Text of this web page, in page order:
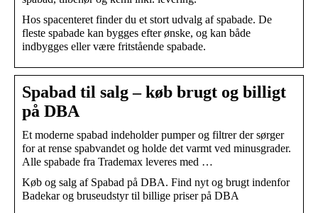
Hos spacenteret finder du et stort udvalg af spabade. De
fleste spabade kan bygges efter ønske, og kan både
indbygges eller være fritstående spabade.
Spabad til salg – køb brugt og billigt
på DBA
Et moderne spabad indeholder pumper og filtrer der sørger
for at rense spabvandet og holde det varmt ved minusgrader.
Alle spabade fra Trademax leveres med …
Køb og salg af Spabad på DBA. Find nyt og brugt indenfor
Badekar og bruseudstyr til billige priser på DBA